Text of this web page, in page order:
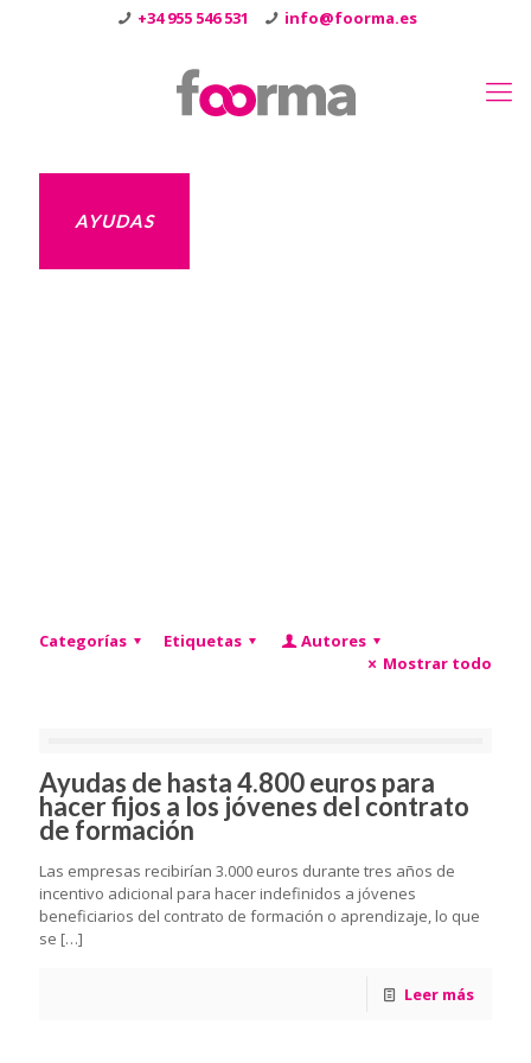
+34 955 546 531 info@foorma.es
AYUDAS
Categorías Etiquetas
Autores
Mostrar todo
Ayudas de hasta 4.800 euros para
hacer fijos a los jóvenes del contrato
de formación
Las empresas recibirían 3.000 euros durante tres años de
incentivo adicional para hacer indefinidos a jóvenes
beneficiarios del contrato de formación o aprendizaje, lo que
se […]
Leer más